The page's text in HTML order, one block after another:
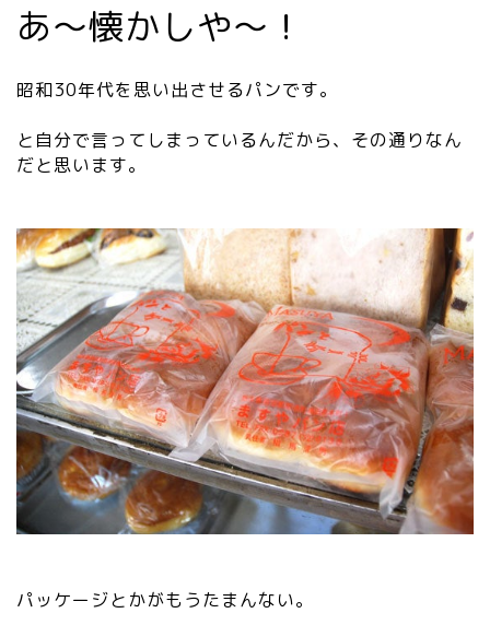
あ～懐かしや～！
昭和30年代を思い出させるパンです。
と自分で言ってしまっているんだから、その通りなん
だと思います。
パッケージとかがもうたまんない。